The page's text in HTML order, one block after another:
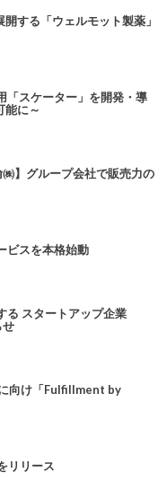
する「ウェルモット製薬」
「スケーター」を開発・導
能に～
】グループ会社で販売力の
ビスを本格始動
る スタートアップ企業
せ
向け「Fulfillment by
リリース